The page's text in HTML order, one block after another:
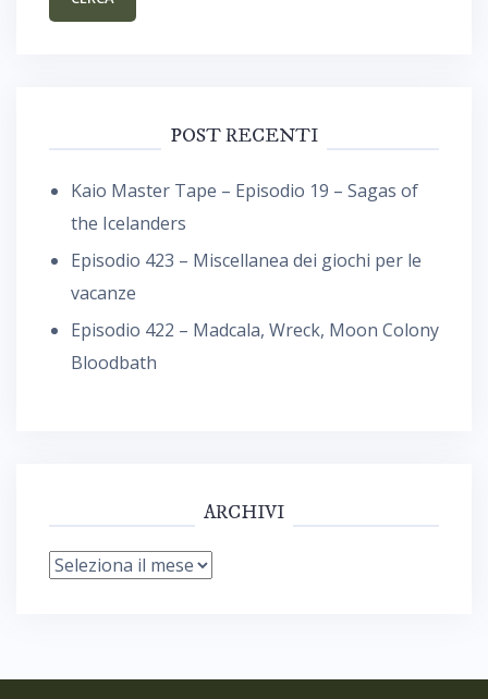
POST RECENTI
Kaio Master Tape – Episodio 19 – Sagas of
the Icelanders
Episodio 423 – Miscellanea dei giochi per le
vacanze
Episodio 422 – Madcala, Wreck, Moon Colony
Bloodbath
ARCHIVI
Archivi